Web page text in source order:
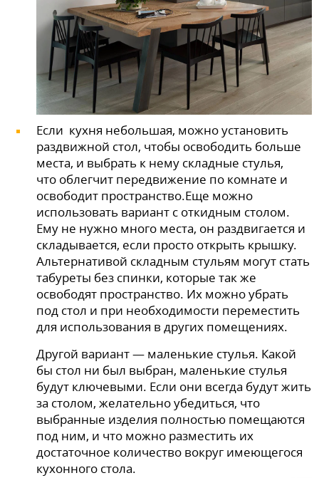
Если кухня небольшая, можно установить
раздвижной стол, чтобы освободить больше
места, и выбрать к нему складные стулья,
что облегчит передвижение по комнате и
освободит пространство.Еще можно
использовать вариант с откидным столом.
Ему не нужно много места, он раздвигается и
складывается, если просто открыть крышку.
Альтернативой складным стульям могут стать
табуреты без спинки, которые так же
освободят пространство. Их можно убрать
под стол и при необходимости переместить
для использования в других помещениях.
Другой вариант — маленькие стулья. Какой
бы стол ни был выбран, маленькие стулья
будут ключевыми. Если они всегда будут жить
за столом, желательно убедиться, что
выбранные изделия полностью помещаются
под ним, и что можно разместить их
достаточное количество вокруг имеющегося
кухонного стола.